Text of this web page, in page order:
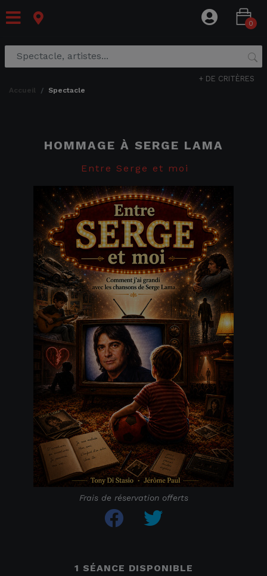
0
+ DE CRITÈRES
accueil spectacle
HOMMAGE À SERGE LAMA
Entre Serge et moi
Frais de réservation offerts
1 SÉANCE DISPONIBLE